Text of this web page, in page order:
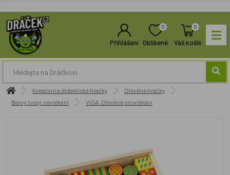
Přihlášení
0
Oblíbené
0
Váš košík
Kreativní a didaktické hračky
Dřevěné hračky
Barvy, tvary, navlékání
VIGA, Dřevěné provlékání